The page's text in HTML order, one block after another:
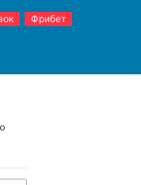
Фрибет